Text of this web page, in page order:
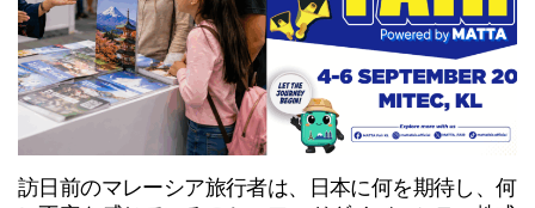
訪日前のマレーシア旅行者は、日本に何を期待し、何